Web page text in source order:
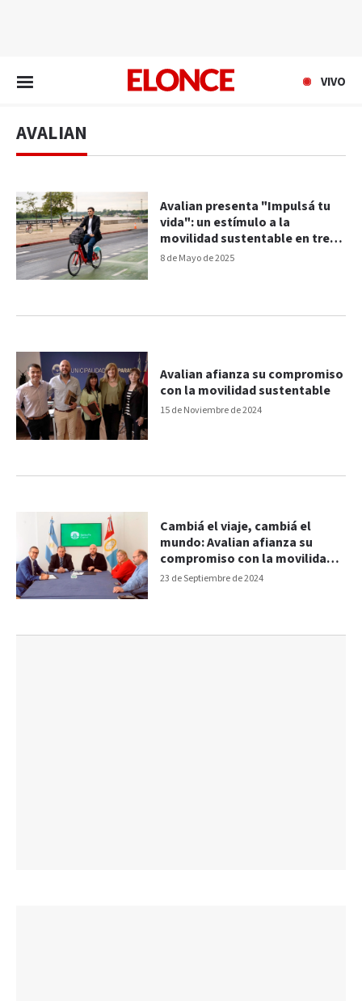
VIVO
AVALIAN
8 de Mayo de 2025
Avalian presenta "Impulsá tu
vida": un estímulo a la
movilidad sustentable en tres
grandes ciudades
15 de Noviembre de 2024
Avalian afianza su compromiso
con la movilidad sustentable
23 de Septiembre de 2024
Cambiá el viaje, cambiá el
mundo: Avalian afianza su
compromiso con la movilidad
sustentable